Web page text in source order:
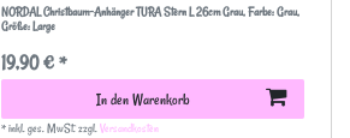
NORDAL Christbaum-Anhänger TURA Stern L 26cm Grau, Farbe: Grau,
Größe: Large
19,90 € *
In den Warenkorb
*inkl. ges. MwSt.zzgl.Versandkosten